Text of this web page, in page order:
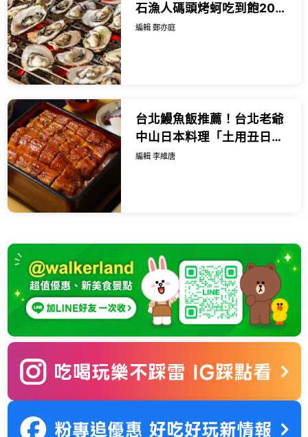
石漁人碼頭烤蚵吃到飽200
元開吃，爆量鮮蚵滷肉飯加
編輯 鄭亦庭
台北鰻魚飯推薦！台北老爺
中山日本料理「土用丑日」
限定鰻魚飯三吃免千元。
編輯 李維唐